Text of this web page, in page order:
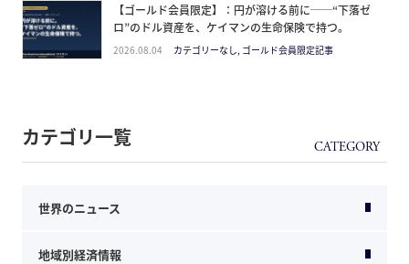
【ゴールド会員限定】：円が溶ける前に──“下落ゼ
ロ”のドル資産を、ケイマンの生命保険で持つ。
2026.08.04 カテゴリーなし, ゴールド会員限定記事
カテゴリ一覧
世界のニュース
地域別経済情報